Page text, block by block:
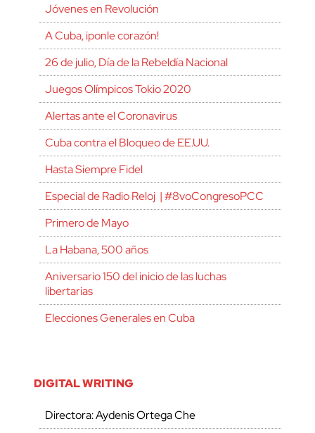
Jóvenes en Revolución
A Cuba, ¡ponle corazón!
26 de julio, Día de la Rebeldía Nacional
Juegos Olímpicos Tokio 2020
Alertas ante el Coronavirus
Cuba contra el Bloqueo de EE.UU.
Hasta Siempre Fidel
Especial de Radio Reloj | #8voCongresoPCC
Primero de Mayo
La Habana, 500 años
Aniversario 150 del inicio de las luchas
libertarias
Elecciones Generales en Cuba
DIGITAL WRITING
Directora: Aydenis Ortega Che